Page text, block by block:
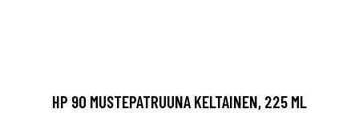
HP 90 MUSTEPATRUUNA KELTAINEN, 225 ML